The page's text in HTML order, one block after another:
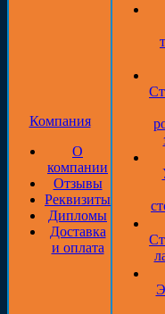
Компания
О
компании
Отзывы
Реквизиты
Дипломы
Доставка
и оплата